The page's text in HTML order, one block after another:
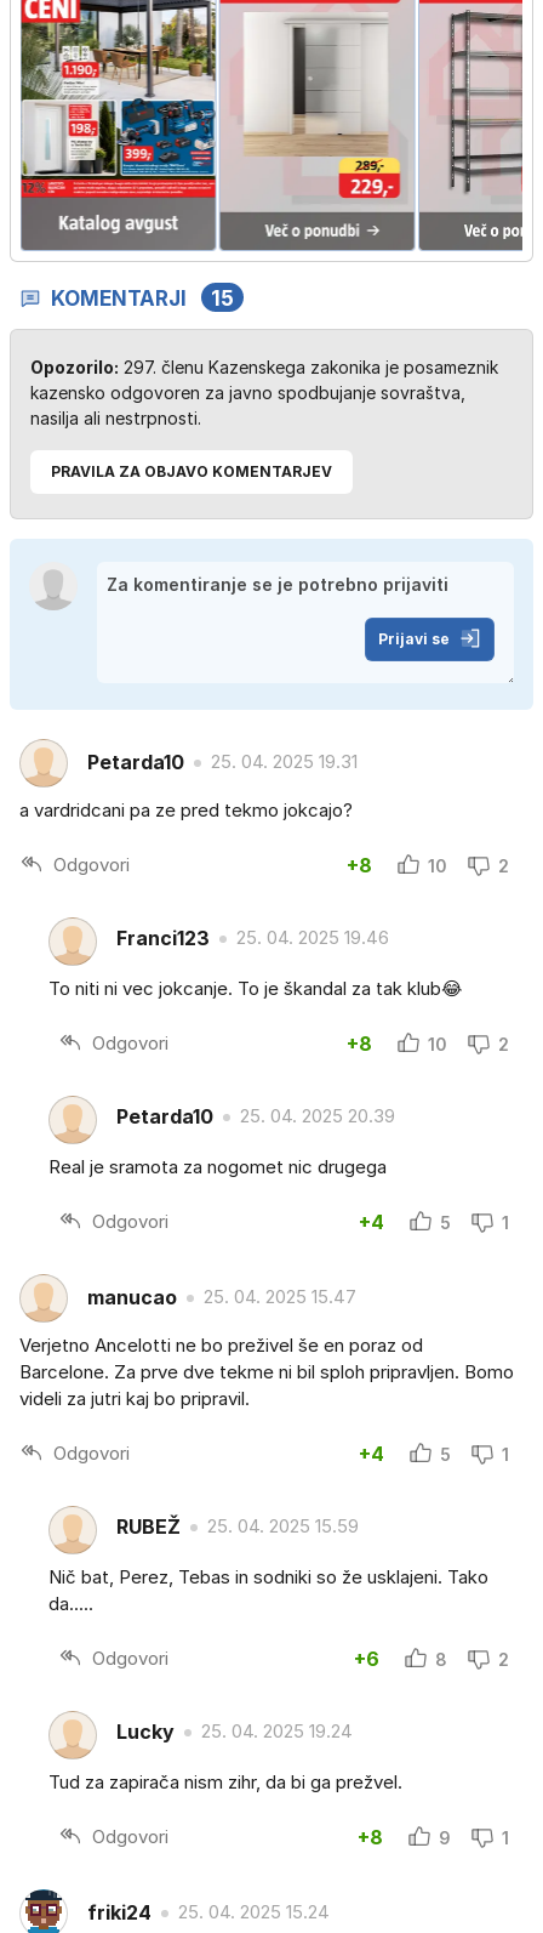
KOMENTARJI 15
Opozorilo: 297. členu Kazenskega zakonika je posameznik
kazensko odgovoren za javno spodbujanje sovraštva,
nasilja ali nestrpnosti.
PRAVILA ZA OBJAVO KOMENTARJEV
Prijavi se
Petarda10 25. 04. 2025 19.31
a vardridcani pa ze pred tekmo jokcajo?
Odgovori +8 10 2
Franci123 25. 04. 2025 19.46
To niti ni vec jokcanje. To je škandal za tak klub😂
Odgovori +8 10 2
Petarda10 25. 04. 2025 20.39
Real je sramota za nogomet nic drugega
Odgovori +4 5 1
manucao 25. 04. 2025 15.47
Verjetno Ancelotti ne bo preživel še en poraz od
Barcelone. Za prve dve tekme ni bil sploh pripravljen. Bomo
videli za jutri kaj bo pripravil.
Odgovori +4 5 1
RUBEŽ 25. 04. 2025 15.59
Nič bat, Perez, Tebas in sodniki so že usklajeni. Tako
da.....
Odgovori +6 8 2
Lucky 25. 04. 2025 19.24
Tud za zapirača nism zihr, da bi ga prežvel.
Odgovori +8 9 1
friki24 25. 04. 2025 15.24